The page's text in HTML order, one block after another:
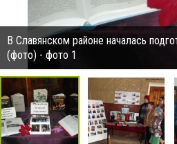
В Славянском районе началась
(фото) - фото 1